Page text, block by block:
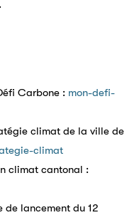
Carbone : mon-defi-
climat de la ville de
climat
climat cantonal :
de lancement du 12